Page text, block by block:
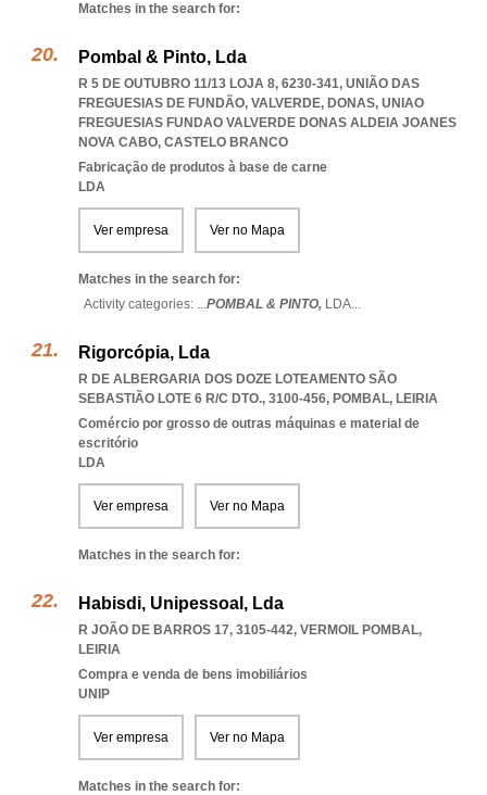
Matches in the search for:
Pombal & Pinto, Lda
R 5 DE OUTUBRO 11/13 LOJA 8, 6230-341, UNIÃO DAS
FREGUESIAS DE FUNDÃO, VALVERDE, DONAS, UNIAO
FREGUESIAS FUNDAO VALVERDE DONAS ALDEIA JOANES
NOVA CABO, CASTELO BRANCO
Fabricação de produtos à base de carne
LDA
Ver empresa Ver no Mapa
Matches in the search for:
Activity categories: ...POMBAL & PINTO, LDA...
Rigorcópia, Lda
R DE ALBERGARIA DOS DOZE LOTEAMENTO SÃO
SEBASTIÃO LOTE 6 R/C DTO., 3100-456, POMBAL, LEIRIA
Comércio por grosso de outras máquinas e material de
escritório
LDA
Ver empresa Ver no Mapa
Matches in the search for:
Habisdi, Unipessoal, Lda
R JOÃO DE BARROS 17, 3105-442, VERMOIL POMBAL,
LEIRIA
Compra e venda de bens imobiliários
UNIP
Ver empresa Ver no Mapa
Matches in the search for: